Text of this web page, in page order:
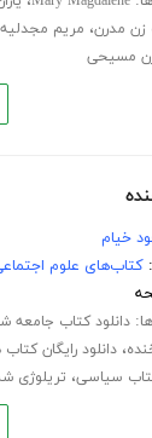
مدرن، مریم
مسیحی
خیام
کتاب‌های علوم
دانلود کتاب جامعه
،دانلود رایگان
سیاسی، تریلوژی